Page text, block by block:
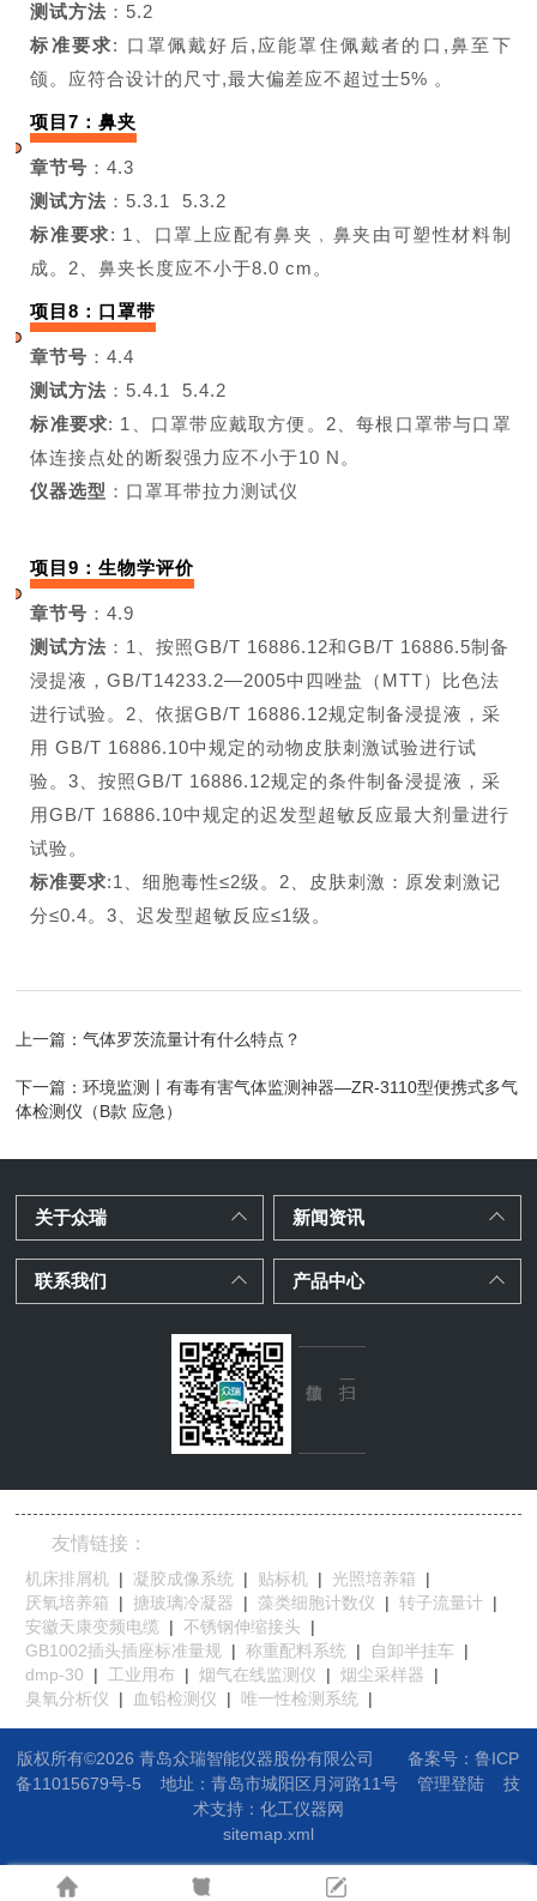
测试方法 ：5.2
标准要求: 口罩佩戴好后,应能罩住佩戴者的口,鼻至下
颌。 应符合设计的尺寸,最大偏差应不超过士5% 。
项目7：鼻夹
章节号 ：4.3
测试方法 ：5.3.1 5.3.2
标准要求: 1、口罩上应配有鼻夹﹐ 鼻夹由可塑性材料制
成。 2、鼻夹长度应不小于8.0 cm。
项目8：口罩带
章节号 ：4.4
测试方法 ：5.4.1 5.4.2
标准要求: 1、口罩带应戴取方便。 2、每根口罩带与口罩
体连接点处的断裂强力应不小于10 N。
仪器选型 ：口罩耳带拉力测试仪
项目9：生物学评价
章节号 ：4.9
测试方法 ： 1、按照GB/T 16886.12和GB/T 16886.5制备
浸提液，GB/T14233.2—2005中四唑盐
（MTT）比色法
进行试验。 2、依据GB/T 16886.12规定制备浸提液，采
用 GB/T 16886.10中规定的动物皮肤刺激试验进行试
验。3、按照GB/T 16886.12规定的条件制备浸提液，采
用GB/T 16886.10中规定的迟发型超敏反应最大剂量进行
试验。
标准要求:1、细胞毒性≤2级。 2、皮肤刺激： 原发刺激记
分≤0.4。3、迟发型超敏反应≤1级。
上一篇：气体罗茨流量计有什么特点？
下一篇：环境监测丨有毒有害气体监测神器—ZR-3110型便携式多气
体检测仪（B款 应急）
关于众瑞 新闻资讯
联系我们 产品中心
友情链接：
机床排屑机 | 凝胶成像系统 | 贴标机 | 光照培养箱
|
厌氧培养箱
| 搪玻璃冷凝器 | 藻类细胞计数仪 | 转子流量计 |
安徽天康变频电缆
| 不锈钢伸缩接头
|
GB1002插头插座标准量规 | 称重配料系统 | 自卸半挂车
|
dmp-30
| 工业用布 | 烟气在线监测仪 | 烟尘采样器
|
臭氧分析仪
| 血铅检测仪 | 唯一性检测系统 |
版权所有©2026 青岛众瑞智能仪器股份有限公司
备案号：鲁ICP
备11015679号-5
地址：青岛市城阳区月河路11号 管理登陆 技
术支持： 化工仪器网
sitemap.xml